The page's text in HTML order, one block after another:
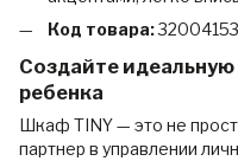
Код товара:
Создайте
ребенка
Шкаф TINY — это не
партнер в управлении